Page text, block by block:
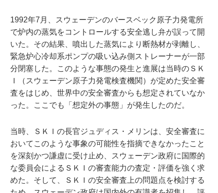
1992年7月、スウェーデンのバースベック原子力発電所
で炉内の蒸気をコントロールする安全逃し弁が誤って開
いた。その結果、噴出した蒸気により断熱材が剥離し、
緊急炉心冷却系ポンプの吸い込み側ストレーナーが一部
分閉塞した。このような事態の発生と進展は当時のＳＫ
Ｉ（スウェーデン原子力発電検査機関）が定めた安全審
査をはじめ、世界中の安全審査からも想定されていなか
った。ここでも「想定外の事態」が発生したのだ。
当時、ＳＫＩの長官ジュディス・メリンは、安全審査に
おいてこのような事象の可能性を指摘できなかったこと
を深刻かつ謙虚に受け止め、スウェーデン政府に国際的
な委員会によるＳＫＩの審査能力の査定・評価を強く求
めた。そして、ＳＫＩの安全審査上の問題点を検討する